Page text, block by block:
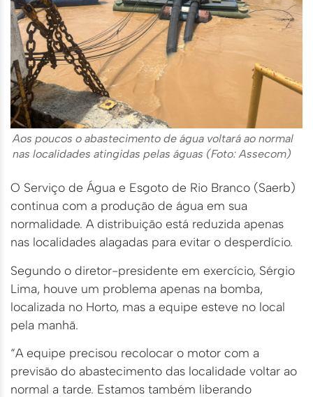
Aos poucos o abastecimento de água voltará ao normal
nas localidades atingidas pelas águas (Foto: Assecom)
O Serviço de Água e Esgoto de Rio Branco (Saerb)
continua com a produção de água em sua
normalidade. A distribuição está reduzida apenas
nas localidades alagadas para evitar o desperdício.
Segundo o diretor-presidente em exercício, Sérgio
Lima, houve um problema apenas na bomba,
localizada no Horto, mas a equipe esteve no local
pela manhã.
“A equipe precisou recolocar o motor com a
previsão do abastecimento das localidade voltar ao
normal a tarde. Estamos também liberando